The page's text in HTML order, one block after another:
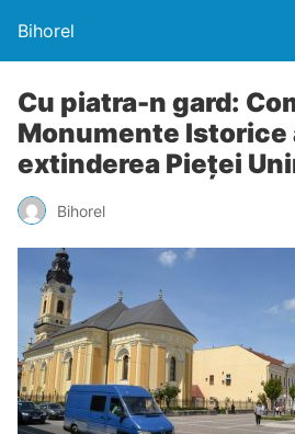
Bihorel
Cu piatra-n gard:
Monumente Istorice
extinderea Pieței
Bihorel